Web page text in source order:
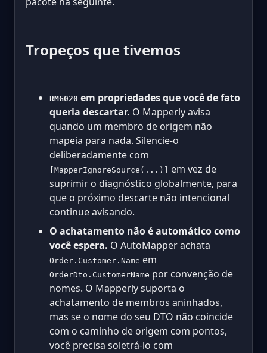
Tropeços que tivemos
RMG020 em propriedades que você de fato
queria descartar. O Mapperly avisa
quando um membro de origem não
mapeia para nada. Silencie-o
deliberadamente com
[MapperIgnoreSource(...)]
em vez de
suprimir o diagnóstico globalmente, para
que o próximo descarte não intencional
continue avisando.
O achatamento não é automático como
você espera. O AutoMapper achata
Order.Customer.Name em
OrderDto.CustomerName por convenção de
nomes. O Mapperly suporta o
achatamento de membros aninhados,
mas se o nome do seu DTO não coincide
com o caminho de origem com pontos,
você precisa soletrá-lo com